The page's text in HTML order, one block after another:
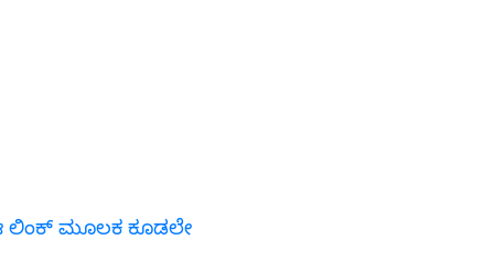
ಈ ಲಿಂಕ್ ಮೂಲಕ ಕೂಡಲೇ